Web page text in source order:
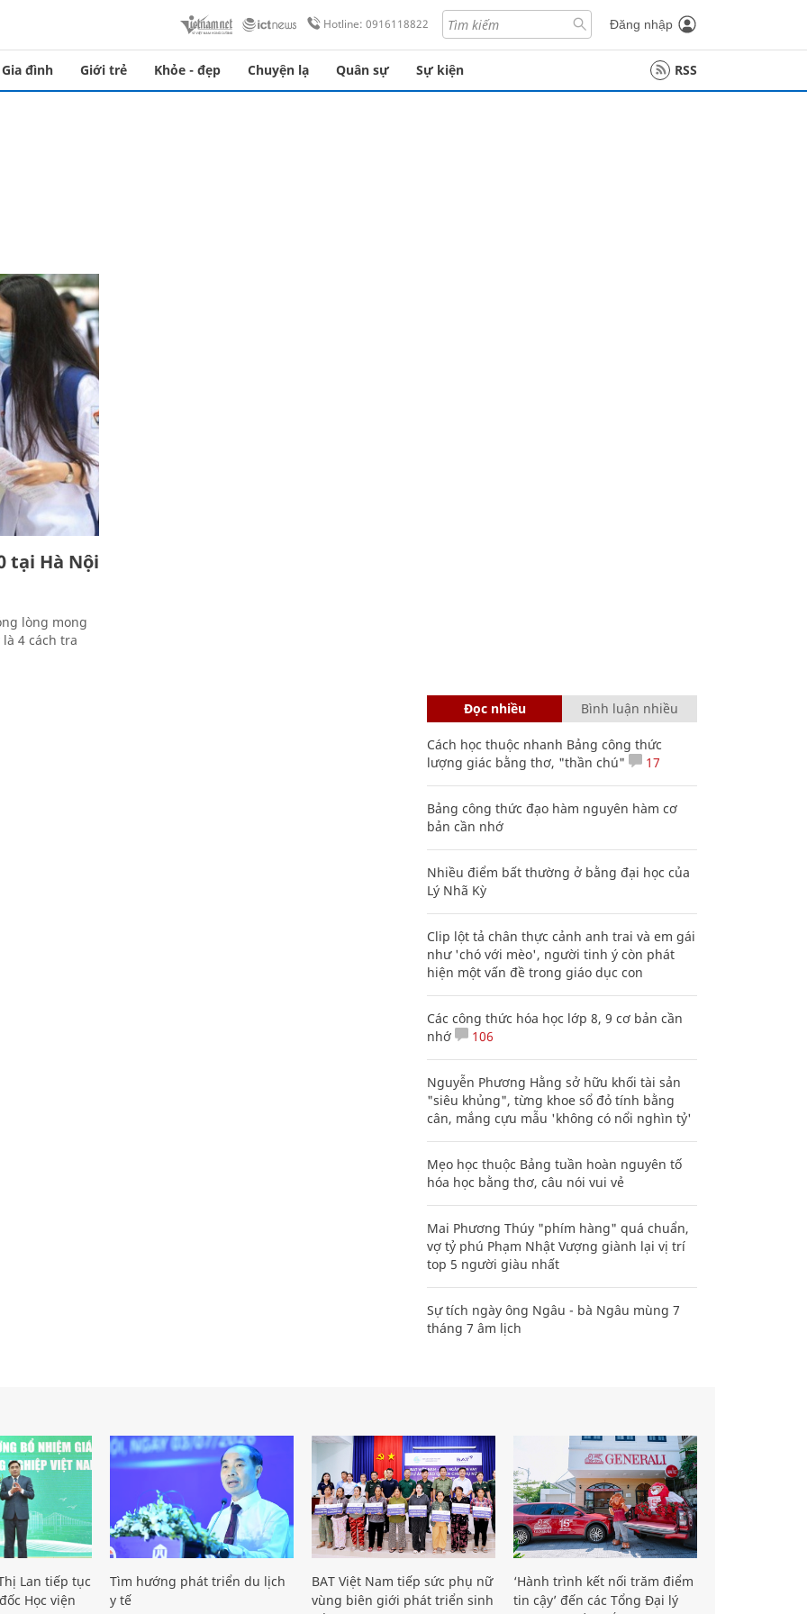
Hotline: 0916118822 Đăng nhập
Gia đình Giới trẻ Khỏe - đẹp Chuyện lạ Quân sự Sự kiện RSS
tại Hà Nội
lòng mong
4 cách tra
Đọc nhiều Bình luận nhiều
Cách học thuộc nhanh Bảng công thức
lượng giác bằng thơ, "thần chú"
17
Bảng công thức đạo hàm nguyên hàm cơ
bản cần nhớ
Nhiều điểm bất thường ở bằng đại học của
Lý Nhã Kỳ
Clip lột tả chân thực cảnh anh trai và em gái
như 'chó với mèo', người tinh ý còn phát
hiện một vấn đề trong giáo dục con
Các công thức hóa học lớp 8, 9 cơ bản cần
nhớ
106
Nguyễn Phương Hằng sở hữu khối tài sản
"siêu khủng", từng khoe sổ đỏ tính bằng
cân, mắng cựu mẫu 'không có nổi nghìn tỷ'
Mẹo học thuộc Bảng tuần hoàn nguyên tố
hóa học bằng thơ, câu nói vui vẻ
Mai Phương Thúy "phím hàng" quá chuẩn,
vợ tỷ phú Phạm Nhật Vượng giành lại vị trí
top 5 người giàu nhất
Sự tích ngày ông Ngâu - bà Ngâu mùng 7
tháng 7 âm lịch
Lan tiếp tục
Học viện
Tìm hướng phát triển du lịch
y tế
BAT Việt Nam tiếp sức phụ nữ
vùng biên giới phát triển sinh
‘Hành trình kết nối trăm điểm
tin cậy’ đến các Tổng Đại lý